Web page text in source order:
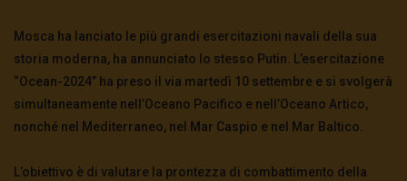
Mosca ha lanciato le più grandi esercitazioni navali della sua
storia moderna, ha annunciato lo stesso Putin. L’esercitazione
“Ocean-2024” ha preso il via martedì 10 settembre e si svolgerà
simultaneamente nell’Oceano Pacifico e nell’Oceano Artico,
nonché nel Mediterraneo, nel Mar Caspio e nel Mar Baltico.
L’obiettivo è di valutare la prontezza di combattimento della